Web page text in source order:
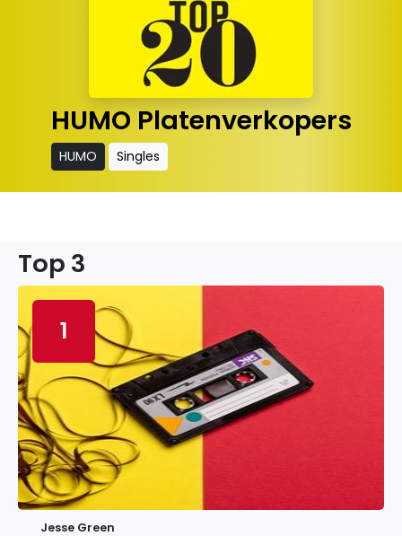
HUMO Platenverkopers
HUMO Singles
Top 3
1
Jesse Green